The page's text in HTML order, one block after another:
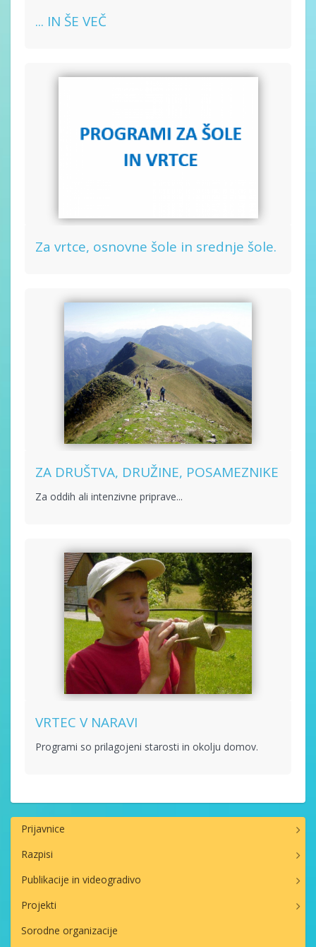
... IN ŠE VEČ
Za vrtce, osnovne šole in srednje šole.
ZA DRUŠTVA, DRUŽINE, POSAMEZNIKE
Za oddih ali intenzivne priprave...
VRTEC V NARAVI
Programi so prilagojeni starosti in okolju domov.
Prijavnice
Razpisi
Publikacije in videogradivo
Projekti
Sorodne organizacije